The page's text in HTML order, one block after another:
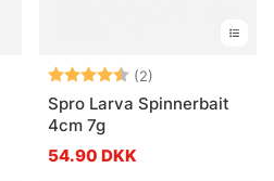
Vurdering: (2)
Spro Larva Spinnerbait
4cm 7g
54.90 DKK